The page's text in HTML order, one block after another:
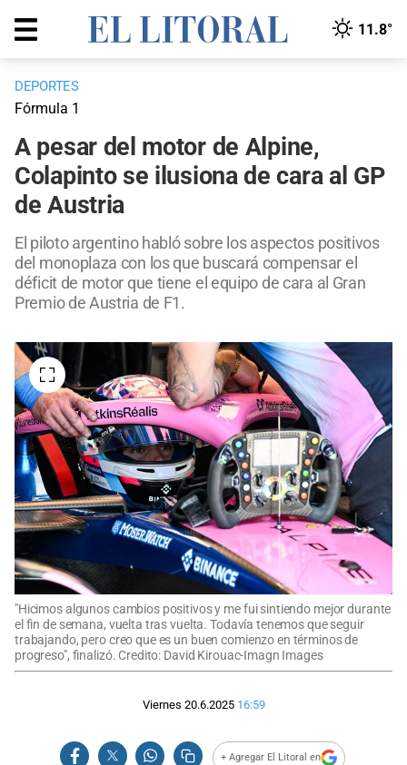
11.8°
DEPORTES
Fórmula 1
A pesar del motor de Alpine,
Colapinto se ilusiona de cara al GP
de Austria
El piloto argentino habló sobre los aspectos positivos
del monoplaza con los que buscará compensar el
déficit de motor que tiene el equipo de cara al Gran
Premio de Austria de F1.
"Hicimos algunos cambios positivos y me fui sintiendo mejor durante
el fin de semana, vuelta tras vuelta. Todavía tenemos que seguir
trabajando, pero creo que es un buen comienzo en términos de
progreso", finalizó. Credito: David Kirouac-Imagn Images
Viernes 20.6.2025 16:59
+ Agregar El Litoral en